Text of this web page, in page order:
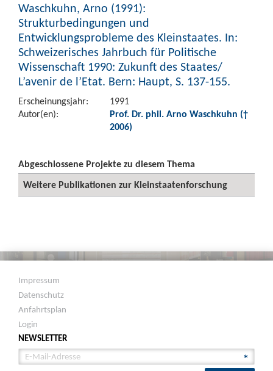
Waschkuhn, Arno (1991):
Strukturbedingungen und
Entwicklungsprobleme des Kleinstaates. In:
Schweizerisches Jahrbuch für Politische
Wissenschaft 1990: Zukunft des Staates/
L’avenir de l’Etat. Bern: Haupt, S. 137-155.
Erscheinungsjahr:
1991
Autor(en):
Prof. Dr. phil. Arno Waschkuhn (†
2006)
Abgeschlossene Projekte zu diesem Thema
Weitere Publikationen zur Kleinstaatenforschung
Impressum
Datenschutz
Anfahrtsplan
Login
NEWSLETTER